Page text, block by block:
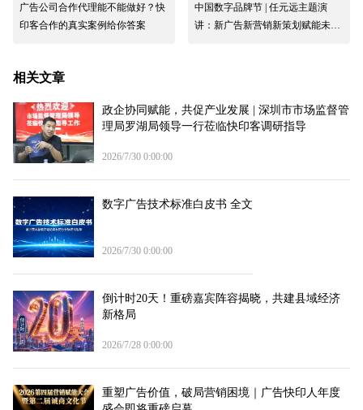
广告公司合作代理能不能做好？快
印客合作的真实案例给你答案
中国数字品牌节 | 任元远主题演
讲：新广告新营销新策划赋能未来
相关文章
政企协同赋能，共促产业发展 | 深圳市市场监督管
理局罗湖局领导一行莅临快印客调研指导
2026/7/30 0:00:00
数字广告技术标准白皮书 全文
2026/7/30 0:00:00
倒计时20天！重磅嘉宾阵容揭晓，共建县域经济
新格局
2026/7/28 0:00:00
重塑广告价值，破局营销困境｜广告快印人年度